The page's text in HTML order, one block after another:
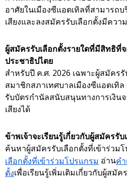
อาศัยในเมืองซีแอตเทิลที่สามารถ
เสียงและลงสมัครรับเลือกตั้งมีคว
ผู้สมัครรับเลือกตั้งรายใดที่มีสิทธิที่
ประชาธิปไตย
สำหรับปี ค.ศ. 2026 เฉพาะผู้สมัคร
สมาชิกสภาเทศบาลเมืองซีแอตเทิ
รับบัตรกำนัลสนับสนุนทางการเงิน
เสียงได้
ข้าพเจ้าจะเรียนรู้เกี่ยวกับผู้สมัครรับ
ค้นหาผู้สมัครรับเลือกตั้งที่เข้าร่วม
เลือกตั้งที่เข้าร่วมโปรแกรม อ่านค
ตั้งเพื่อเรียนรู้เพิ่มเติมเกี่ยวกับผู้สมัค